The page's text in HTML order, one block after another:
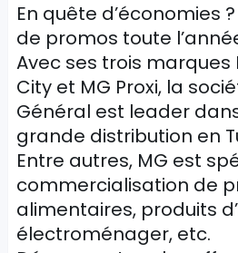
En quête d’économies
de promos toute
Avec ses trois marques
City et MG Proxi, la
Général est leader
grande distribution en
Entre autres, MG est
commercialisation de
alimentaires, produits
électroménager, etc.